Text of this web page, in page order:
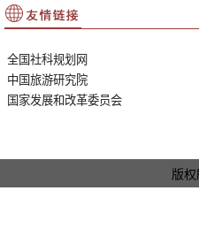
全国社科规划网
中国旅游研究院
国家发展和改革委员会
版权